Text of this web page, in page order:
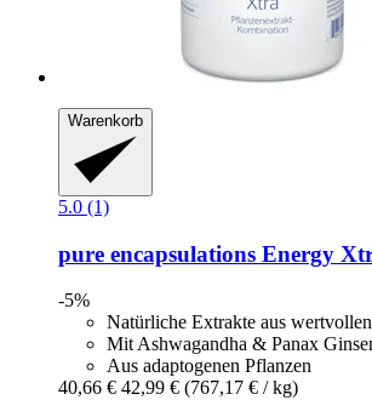
Warenkorb
5.0 (1)
pure encapsulations Energy
-5%
Natürliche Extrakte aus
Mit Ashwagandha & Panax
Aus adaptogenen Pflanzen
40,66 € 42,99 € (767,17 € / kg)